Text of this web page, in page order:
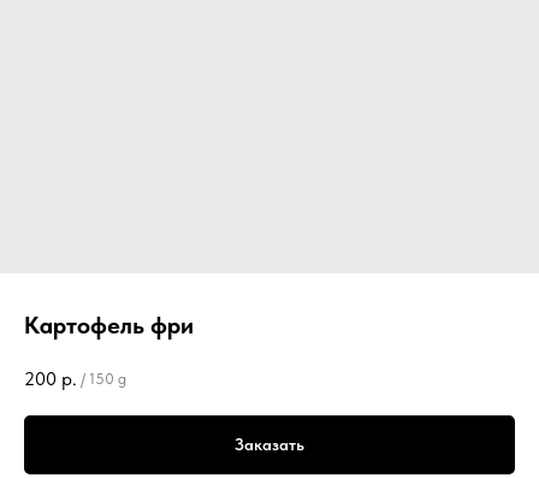
Картофель фри
200 р. / 150 g
Заказать